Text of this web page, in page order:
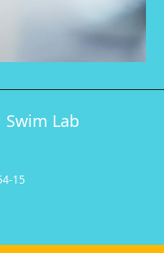
Swim Lab
15